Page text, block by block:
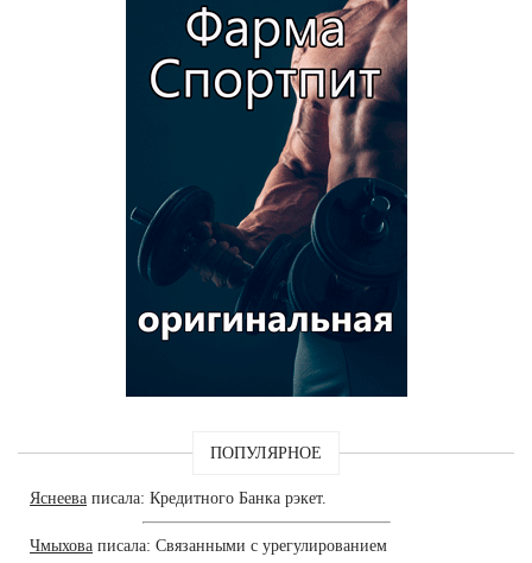
ПОПУЛЯРНОЕ
Яснеева писала: Кредитного Банка рэкет.
Чмыхова писала: Связанными с урегулированием